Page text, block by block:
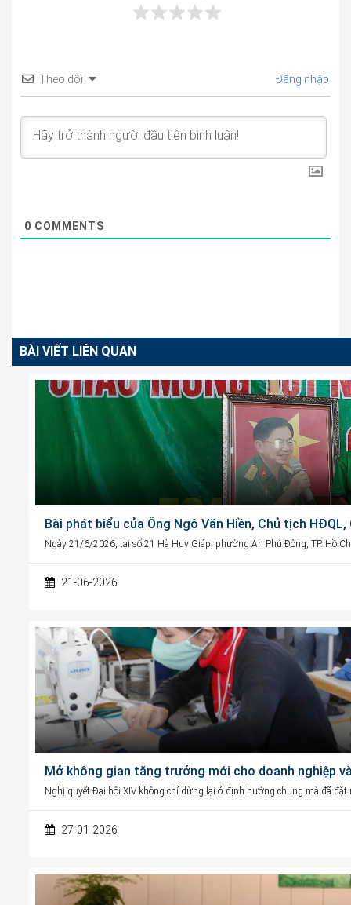
Theo dõi Đăng nhập
0 COMMENTS
BÀI VIẾT LIÊN QUAN
Bài phát biểu của Ông Ngô Văn Hiền, Chủ tịch
Ngày 21/6/2026, tại số 21 Hà Huy Giáp, phường An Phú Đông, TP. Hồ
21-06-2026
Mở không gian tăng trưởng mới cho doanh nghiệp
Nghị quyết Đại hội XIV không chỉ dừng lại ở định hướng chung mà đã đặt
27-01-2026